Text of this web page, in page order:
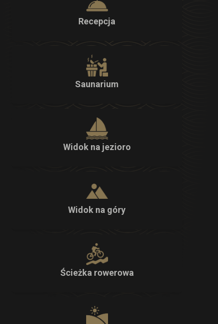
Recepcja
Saunarium
Widok na jezioro
Widok na góry
Ścieżka rowerowa